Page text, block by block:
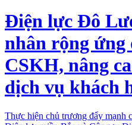
Điện lực Đô
nhân rộng ứng
CSKH, nâng
dịch vụ khách
Thực hiện chủ trương đẩy mạnh